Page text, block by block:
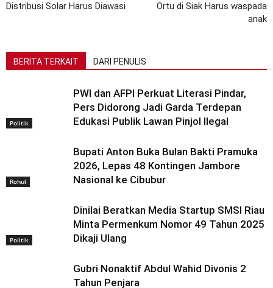
Distribusi Solar Harus Diawasi
Ortu di Siak Harus waspada
anak
BERITA TERKAIT DARI PENULIS
Politik
PWI dan AFPI Perkuat Literasi Pindar,
Pers Didorong Jadi Garda Terdepan
Edukasi Publik Lawan Pinjol Ilegal
Rohul
Bupati Anton Buka Bulan Bakti Pramuka
2026, Lepas 48 Kontingen Jambore
Nasional ke Cibubur
Politik
Dinilai Beratkan Media Startup SMSI Riau
Minta Permenkum Nomor 49 Tahun 2025
Dikaji Ulang
Gubri Nonaktif Abdul Wahid Divonis 2
Tahun Penjara